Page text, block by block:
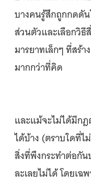
บางคนรู้สึกถูกกดดั
ส่วนตัวและเลือกวิธี
มารยาทเล็กๆ ที่สร้
มากกว่าที่คิด
และแม้จะไม่ได้มีก
ได้บ้าง (ตราบใดที่
สิ่งที่พึงกระทำต่อกั
ละเลยไม่ได้ โดยเ